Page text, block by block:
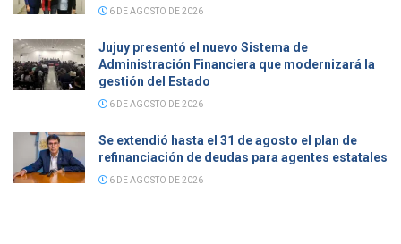
6 DE AGOSTO DE 2026
Jujuy presentó el nuevo Sistema de
Administración Financiera que modernizará la
gestión del Estado
6 DE AGOSTO DE 2026
Se extendió hasta el 31 de agosto el plan de
refinanciación de deudas para agentes estatales
6 DE AGOSTO DE 2026